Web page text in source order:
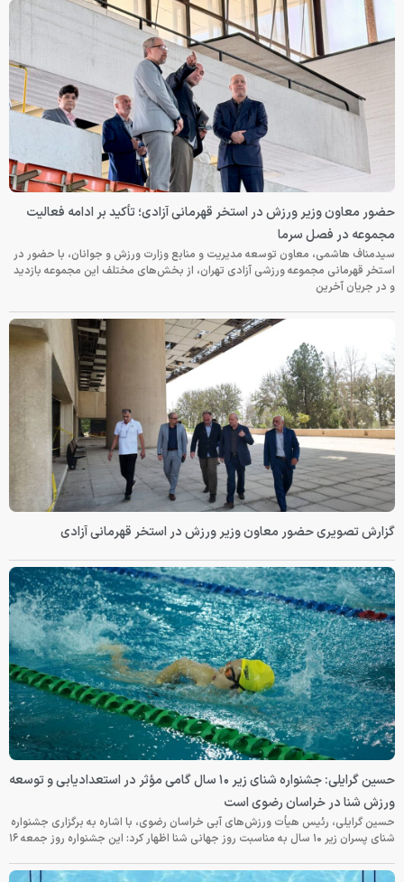
حضور معاون وزیر ورزش در استخر قهرمانی آزادی؛ تأکید بر ادامه فعالیت
مجموعه در فصل سرما
سیدمناف هاشمی، معاون توسعه مدیریت و منابع وزارت ورزش و جوانان، با حضور در
استخر قهرمانی مجموعه ورزشی آزادی تهران، از بخش‌های مختلف این مجموعه بازدید
و در جریان آخرین
گزارش تصویری حضور معاون وزیر ورزش در استخر قهرمانی آزادی
حسین گرایلی: جشنواره شنای زیر ۱۰ سال گامی مؤثر در استعدادیابی و توسعه
ورزش شنا در خراسان رضوی است
حسین گرایلی، رئیس هیأت ورزش‌های آبی خراسان رضوی، با اشاره به برگزاری جشنواره
شنای پسران زیر ۱۰ سال به مناسبت روز جهانی شنا اظهار کرد: این جشنواره روز جمعه‌ ۱۶